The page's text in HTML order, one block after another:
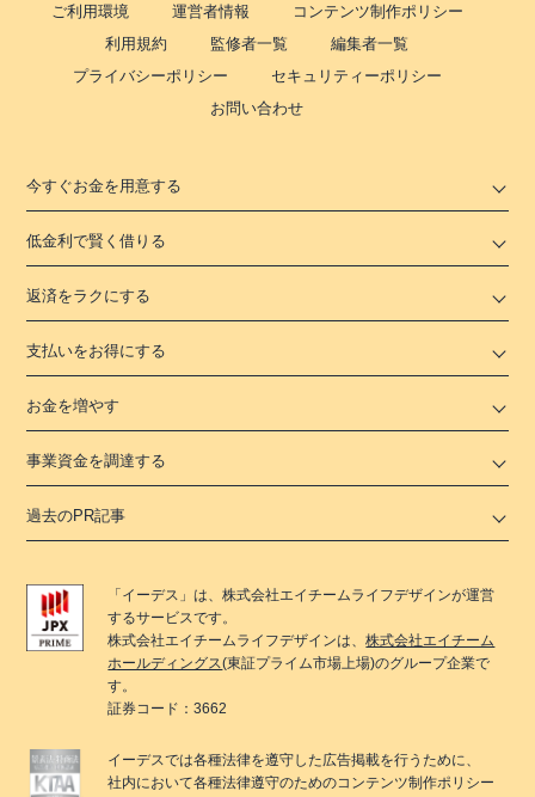
ご利用環境 運営者情報
コンテンツ制作ポリシー
利用規約
監修者一覧
編集者一覧
プライバシーポリシー
セキュリティーポリシー
お問い合わせ
今すぐお金を用意する
低金利で賢く借りる
返済をラクにする
支払いをお得にする
お金を増やす
事業資金を調達する
過去のPR記事
「 イーデス 」は、株式会社エイチームライフデザインが運営
するサービスです。
株式会社エイチームライフデザインは、株式会社エイチーム
ホールディングス(東証プライム市場上場)のグループ企業で
す。
証券コード：3662
イーデスでは各種法律を遵守した広告掲載を行うために、
社内において各種法律遵守のためのコンテンツ制作ポリシー